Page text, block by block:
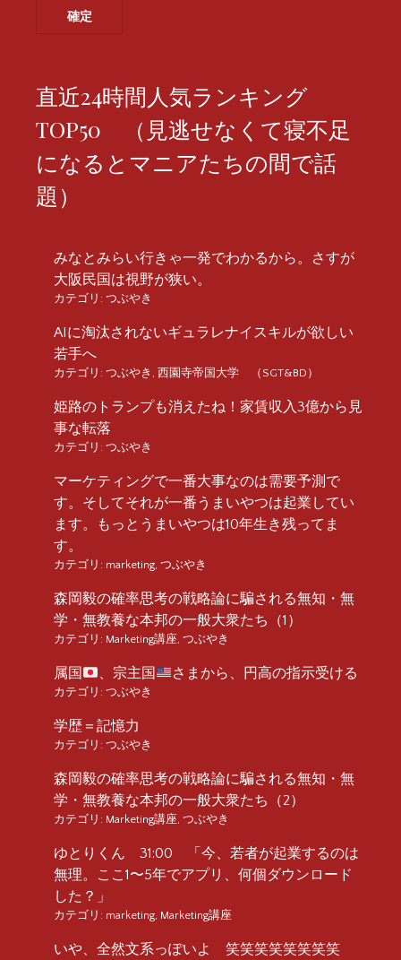
直近24時間人気ランキング
TOP50 （見逃せなくて寝不足
になるとマニアたちの間で話
題）
みなとみらい行きゃ一発でわかるから。さすが
大阪民国は視野が狭い。
カテゴリ: つぶやき
AIに淘汰されないギュラレナイスキルが欲しい
若手へ
カテゴリ: つぶやき , 西園寺帝国大学 （SGT&BD）
姫路のトランプも消えたね！家賃収入3億から見
事な転落
カテゴリ: つぶやき
マーケティングで一番大事なのは需要予測で
す。そしてそれが一番うまいやつは起業してい
ます。もっとうまいやつは10年生き残ってま
す。
カテゴリ: marketing, つぶやき
森岡毅の確率思考の戦略論に騙される無知・無
学・無教養な本邦の一般大衆たち（1）
カテゴリ: Marketing講座, つぶやき
属国 、宗主国 さまから、円高の指示受ける
カテゴリ: つぶやき
学歴＝記憶力
カテゴリ: つぶやき
森岡毅の確率思考の戦略論に騙される無知・無
学・無教養な本邦の一般大衆たち（2）
カテゴリ: Marketing講座, つぶやき
ゆとりくん 31:00 「今、若者が起業するのは
無理。ここ1〜5年でアプリ、何個ダウンロード
した？」
カテゴリ: marketing, Marketing講座
いや、全然文系っぽいよ 笑笑笑笑笑笑笑笑